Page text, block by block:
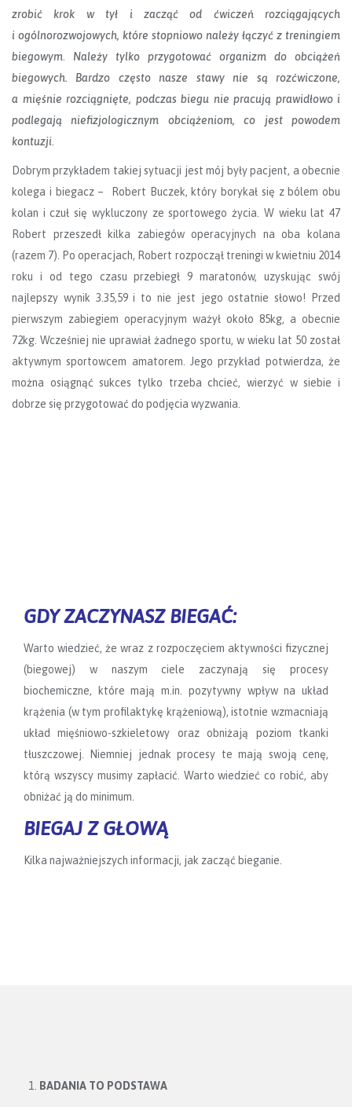
zrobić krok w tył i zacząć od ćwiczeń rozciągających
i ogólnorozwojowych, które stopniowo należy łączyć z treningiem
biegowym
Należy tylko przygotować organizm do obciążeń
biegowych. Bardzo często nasze stawy nie są rozćwiczone,
a mięśnie rozciągnięte, podczas biegu nie pracują prawidłowo i
podlegają niefizjologicznym obciążeniom, co jest powodem
kontuzji
Dobrym przykładem takiej sytuacji jest mój były pacjent, a obecnie
kolega i biegacz – Robert Buczek, który borykał się z bólem obu
kolan i czuł się wykluczony ze sportowego życia. W wieku lat 47
Robert przeszedł kilka zabiegów operacyjnych na oba kolana
(razem 7). Po operacjach, Robert rozpoczął treningi w kwietniu 2014
roku i od tego czasu przebiegł 9 maratonów, uzyskując swój
najlepszy wynik 3.35,59 i to nie jest jego ostatnie słowo! Przed
pierwszym zabiegiem operacyjnym ważył około 85kg, a obecnie
72kg. Wcześniej nie uprawiał żadnego sportu, w wieku lat 50 został
aktywnym sportowcem amatorem. Jego przykład potwierdza, że
można osiągnąć sukces tylko trzeba chcieć, wierzyć w siebie i
dobrze się przygotować do podjęcia wyzwania.
GDY ZACZYNASZ BIEGAĆ:
Warto wiedzieć, że wraz z rozpoczęciem aktywności fizycznej
(biegowej) w naszym ciele zaczynają się procesy
biochemiczne, które mają m.in. pozytywny wpływ na układ
krążenia (w tym profilaktykę krążeniową), istotnie wzmacniają
układ mięśniowo-szkieletowy oraz obniżają poziom tkanki
tłuszczowej. Niemniej jednak procesy te mają swoją cenę,
którą wszyscy musimy zapłacić. Warto wiedzieć co robić, aby
obniżać ją do minimum.
BIEGAJ Z GŁOWĄ
Kilka najważniejszych informacji, jak zacząć bieganie.
BADANIA TO PODSTAWA